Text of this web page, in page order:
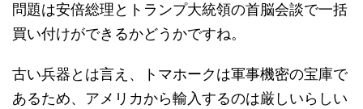
問題は安倍総理とトランプ大統領の首脳会談で一括
買い付けができるかどうかですね。
古い兵器とは言え、トマホークは軍事機密の宝庫で
あるため、アメリカから輸入するのは厳しいらしい